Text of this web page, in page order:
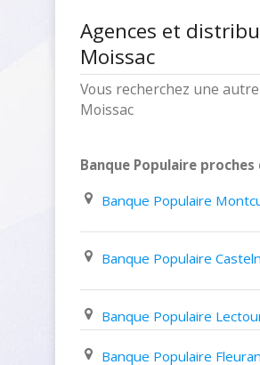
Agences et
Moissac
Vous recherchez une
Moissac
Banque Populaire proches